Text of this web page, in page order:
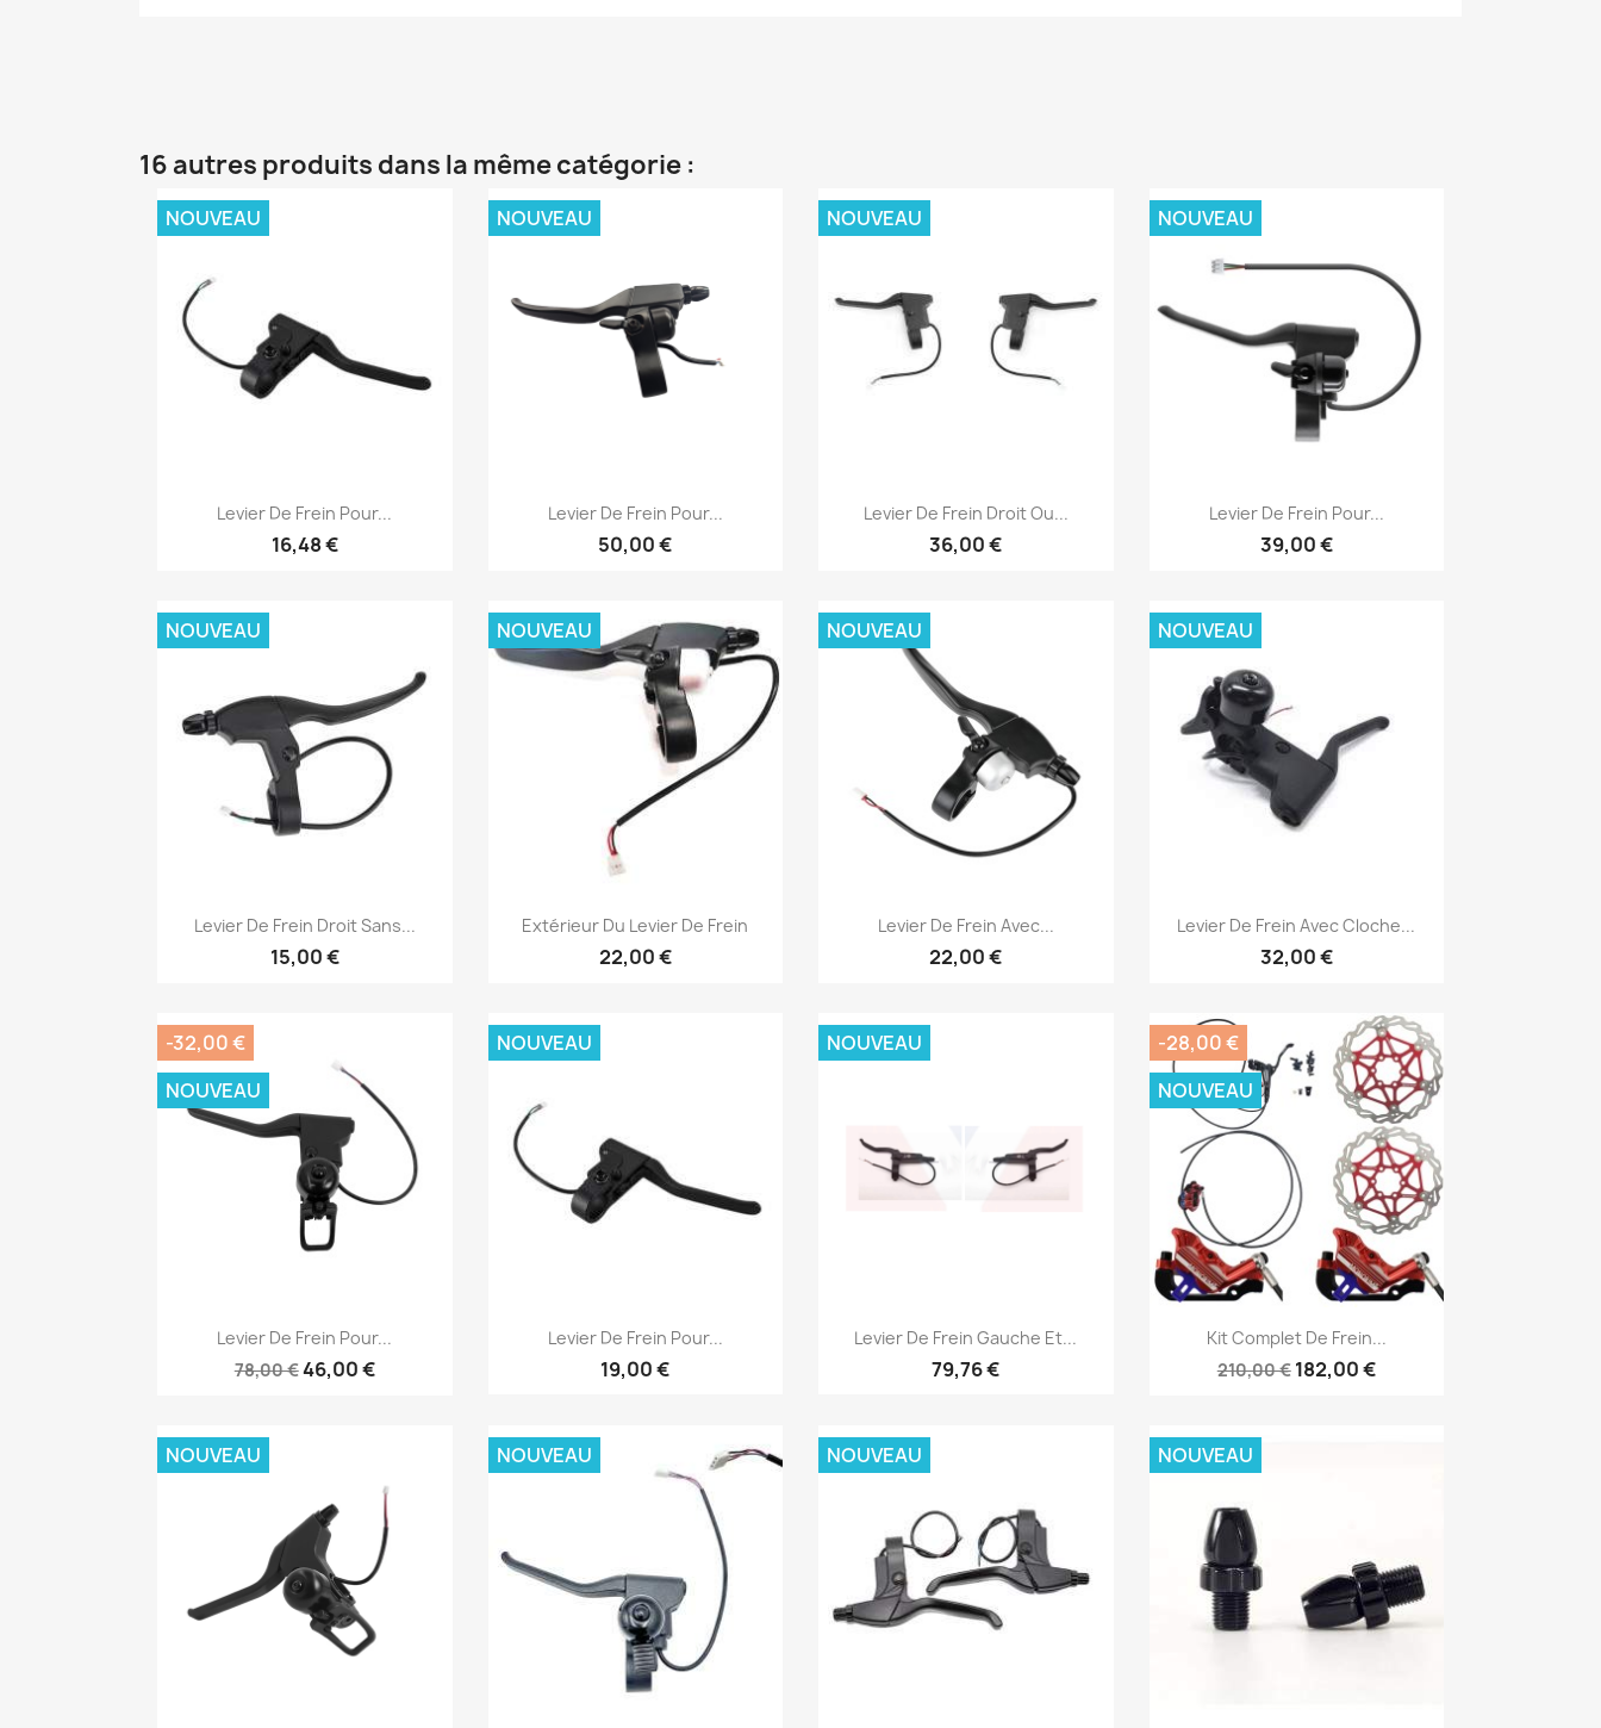
16 autres produits dans la même catégorie :
Aperçu rapide
Levier De Frein Pour...
16,48 €
NOUVEAU
Aperçu rapide
Levier De Frein Pour...
50,00 €
NOUVEAU
Aperçu rapide
Levier De Frein Droit Ou...
36,00 €
NOUVEAU
Aperçu rapide
Levier De Frein Pour...
39,00 €
NOUVEAU
Aperçu rapide
Levier De Frein Droit Sans...
15,00 €
NOUVEAU
Aperçu rapide
Extérieur Du Levier De Frein
22,00 €
NOUVEAU
Aperçu rapide
Levier De Frein Avec...
22,00 €
NOUVEAU
Aperçu rapide
Levier De Frein Avec Cloche...
32,00 €
NOUVEAU
Aperçu rapide
Levier De Frein Pour...
78,00 €46,00 €
-32,00 €
NOUVEAU
Aperçu rapide
Levier De Frein Pour...
19,00 €
NOUVEAU
Aperçu rapide
Levier De Frein Gauche Et...
79,76 €
NOUVEAU
Aperçu rapide
Kit Complet De Frein...
210,00 € 182,00 €
-28,00 €
NOUVEAU
NOUVEAU NOUVEAU NOUVEAU NOUVEAU